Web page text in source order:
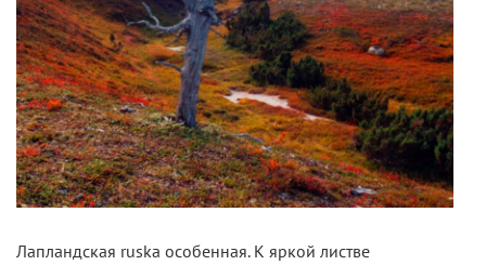
Лапландская ruska особенная. К яркой листве